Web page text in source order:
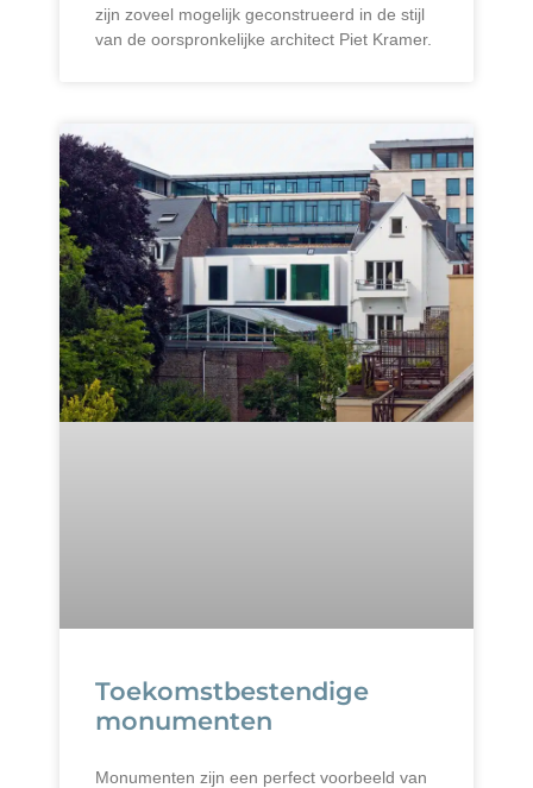
zijn zoveel mogelijk geconstrueerd in de stijl
van de oorspronkelijke architect Piet Kramer.
Toekomstbestendige
monumenten
Monumenten zijn een perfect voorbeeld van